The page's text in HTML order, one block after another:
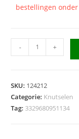
bestellingen onder
Crêpepapier
Exaclair
donkerblauw
aantal
- +
SKU: 124212
Categorie: Knutselen
Tag: 3329680951134